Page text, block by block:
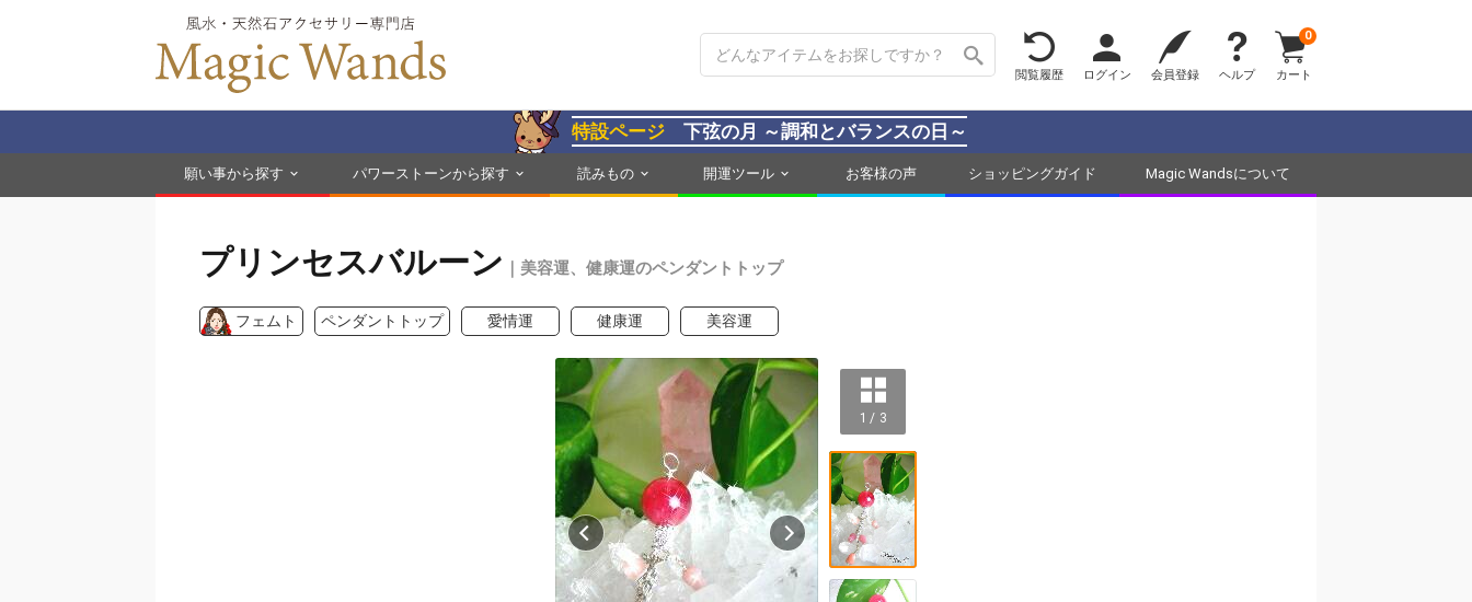
閲覧履歴 ログイン 会員登録 ヘルプ カート
0
特設ページ 下弦の月 ～調和とバランスの日～
願い事から探す パワーストーンから探す 読みもの 開運ツール お客様の声 ショッピングガイド Magic Wandsについて
プリンセスバルーン ｜美容運、健康運のペンダントトップ
フェムト ペンダントトップ 愛情運 健康運 美容運
1 / 3